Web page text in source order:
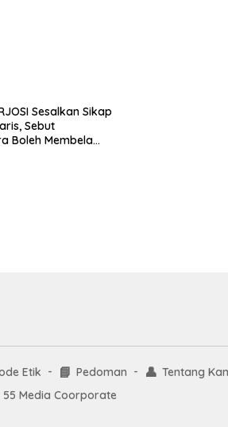
Sesalkan Sikap
Sebut
Boleh Membela
Etik 📘 Pedoman 👤 Tentang
Media Coorporate